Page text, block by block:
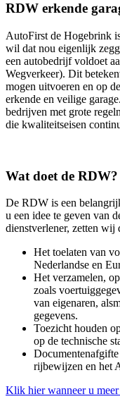
RDW erkende
AutoFirst de Hogebrink
wil dat nou eigenlijk
een autobedrijf voldoet
Wegverkeer). Dit
mogen uitvoeren en op
erkende en veilige
bedrijven met grote
die kwaliteitseisen
Wat doet de RDW?
De RDW is een
u een idee te geven van
dienstverlener, zetten
Het toelaten van
Nederlandse en
Het verzamelen,
zoals
van eigenaren,
gegevens.
Toezicht houden
op de technische
rijbewijzen en het
Klik hier wanneer u